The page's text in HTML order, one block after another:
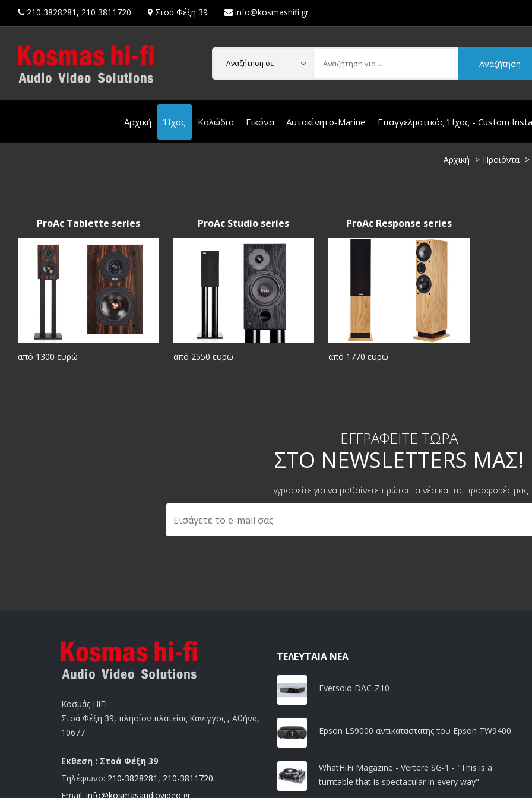
210 3828281 , 210 3811720 Στοά Φέξη 39 info@kosmashifi.gr
Αναζήτηση σε Αναζήτηση
Αρχική Ήχος Καλώδια Εικόνα Αυτοκίνητο-Marine Επαγγελματικός Ήχος - Custom
Αρχική Προιόντα
ProAc Tablette series
από 1300 ευρώ
ProAc Studio series
από 2550 ευρώ
ProAc Response series
από 1770 ευρώ
ΕΓΓΡΑΦΕΊΤΕ ΤΏΡΑ
ΣΤΟ NEWSLETTERS ΜΑΣ!
Εγγραφείτε για να μαθαίνετε πρώτοι τα νέα και τις προσφορές μας.
Κοσμάς HiFi
Στοά Φέξη 39, πλησίον πλατείας Κανιγγος , Αθήνα,
10677
Εκθεση : Στοά Φέξη 39
Τηλέφωνο: 210-3828281 , 210-3811720
Email: info@kosmasaudiovideo.gr
ΤΕΛΕΥΤΑΊΑ ΝΈΑ
Eversolo DAC-Z10
Epson LS9000 αντικαταστατης του Epson TW9400
WhatHiFi Magazine - Vertere SG-1 - "This is a
turntable that is spectacular in every way"